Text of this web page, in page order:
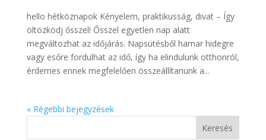
hello hétköznapok Kényelem, praktikusság, divat – Így
öltözködj ősszel! Ősszel egyetlen nap alatt
megváltozhat az időjárás. Napsütésből hamar hidegre
vagy esőre fordulhat az idő, így ha elindulunk otthonról,
érdemes ennek megfelelően összeállítanunk a...
« Régebbi bejegyzések